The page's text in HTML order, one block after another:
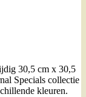
30,5 cm x 30,5
Specials collectie
kleuren.